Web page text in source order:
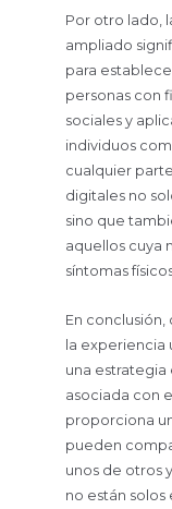
Por otro lado,
ampliado
para
personas con
sociales y
individuos
cualquier
digitales no
sino que
aquellos cuya
síntomas
En
la experiencia
una estrategia
asociada con
proporciona
pueden
unos de otros
no están solos